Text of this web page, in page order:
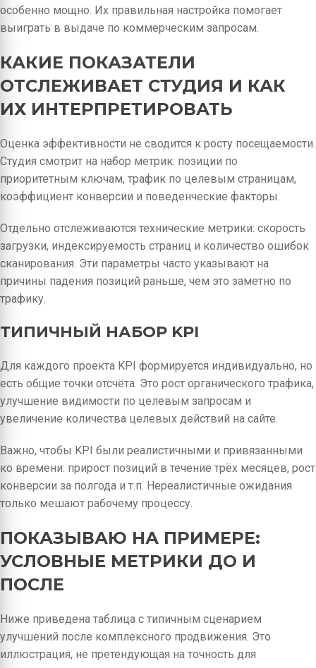
особенно мощно. Их правильная настройка помогает
выиграть в выдаче по коммерческим запросам.
КАКИЕ ПОКАЗАТЕЛИ
ОТСЛЕЖИВАЕТ СТУДИЯ И КАК
ИХ ИНТЕРПРЕТИРОВАТЬ
Оценка эффективности не сводится к росту посещаемости.
Студия смотрит на набор метрик: позиции по
приоритетным ключам, трафик по целевым страницам,
коэффициент конверсии и поведенческие факторы.
Отдельно отслеживаются технические метрики: скорость
загрузки, индексируемость страниц и количество ошибок
сканирования. Эти параметры часто указывают на
причины падения позиций раньше, чем это заметно по
трафику.
ТИПИЧНЫЙ НАБОР KPI
Для каждого проекта KPI формируется индивидуально, но
есть общие точки отсчёта. Это рост органического трафика,
улучшение видимости по целевым запросам и
увеличение количества целевых действий на сайте.
Важно, чтобы KPI были реалистичными и привязанными
ко времени: прирост позиций в течение трёх месяцев, рост
конверсии за полгода и т.п. Нереалистичные ожидания
только мешают рабочему процессу.
ПОКАЗЫВАЮ НА ПРИМЕРЕ:
УСЛОВНЫЕ МЕТРИКИ ДО И
ПОСЛЕ
Ниже приведена таблица с типичным сценарием
улучшений после комплексного продвижения. Это
иллюстрация, не претендующая на точность для